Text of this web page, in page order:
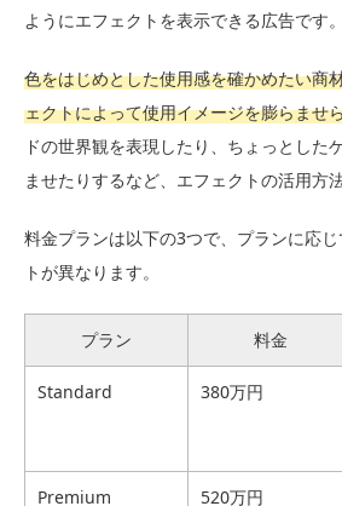
ようにエフェクトを表示できる広告です。
色をはじめとした使用感を確かめたい商
ェクトによって使用イメージを膨らませ
ドの世界観を表現したり、ちょっとした
ませたりするなど、エフェクトの活用方
料金プランは以下の3つで、プランに応
トが異なります。
プラン 料金
Standard 380万円
Premium 520万円